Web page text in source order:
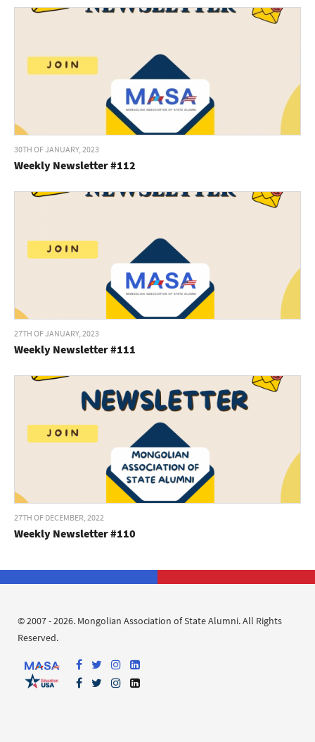
30TH OF JANUARY, 2023
Weekly Newsletter #112
27TH OF JANUARY, 2023
Weekly Newsletter #111
27TH OF DECEMBER, 2022
Weekly Newsletter #110
© 2007 - 2026. Mongolian Association of State Alumni. All Rights
Reserved.